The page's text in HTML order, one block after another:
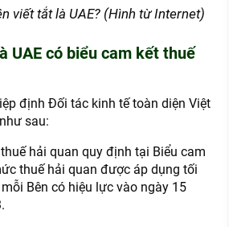
viết tắt là UAE? (Hình từ Internet)
UAE có biểu cam kết thuế
định Đối tác kinh tế toàn diện Việt
sau:
hải quan quy định tại Biểu cam
thuế hải quan được áp dụng tối
Bên có hiệu lực vào ngày 15